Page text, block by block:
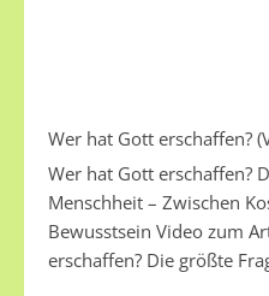
Wer hat Gott erschaffen?
Wer hat Gott erschaffen?
Menschheit – Zwischen
Bewusstsein Video zum
erschaffen? Die größte